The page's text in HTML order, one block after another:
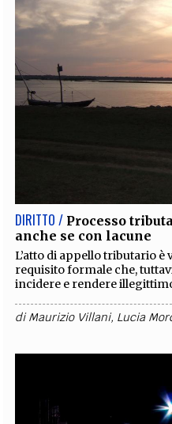
DIRITTO / Processo
anche se con lacune
L’atto di appello tributario
requisito formale che,
incidere e rendere
diMaurizio Villani, Lucia